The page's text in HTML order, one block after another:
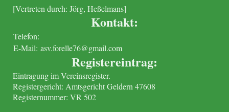
[Vertreten durch: Jörg, Heßelmans]
Kontakt:
Telefon:
E-Mail: asv.forelle76@gmail.com
Registereintrag:
Eintragung im Vereinsregister.
Registergericht: Amtsgericht Geldern 47608
Registernummer: VR 502